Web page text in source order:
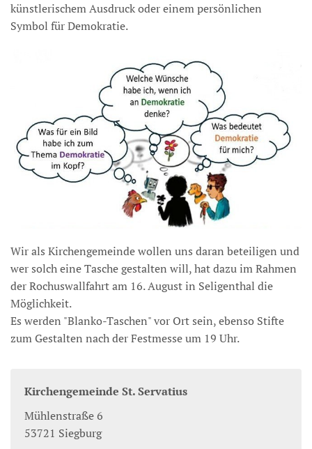
künstlerischem Ausdruck oder einem persönlichen
Symbol für Demokratie.
Wir als Kirchengemeinde wollen uns daran beteiligen und
wer solch eine Tasche gestalten will, hat dazu im Rahmen
der Rochuswallfahrt am 16. August in Seligenthal die
Möglichkeit.
Es werden "Blanko-Taschen" vor Ort sein, ebenso Stifte
zum Gestalten nach der Festmesse um 19 Uhr.
Kirchengemeinde St. Servatius
Mühlenstraße 6
53721 Siegburg